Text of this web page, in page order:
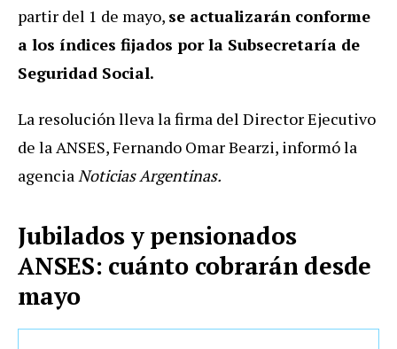
partir del 1 de mayo, se actualizarán conforme
a los índices fijados por la Subsecretaría de
Seguridad Social.
La resolución lleva la firma del Director Ejecutivo
de la ANSES, Fernando Omar Bearzi, informó la
agenciaNoticias Argentinas.
Jubilados y pensionados
ANSES: cuánto cobrarán desde
mayo